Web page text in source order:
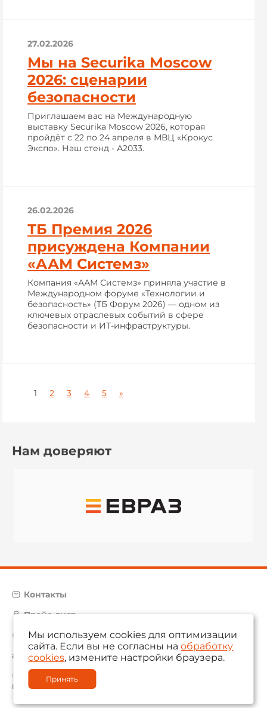
27.02.2026
Мы на Securika Moscow
2026: сценарии
безопасности
Приглашаем вас на Международную
выставку Securika Moscow 2026, которая
пройдёт с 22 по 24 апреля в МВЦ «Крокус
Экспо». Наш стенд - А2033.
26.02.2026
ТБ Премия 2026
присуждена Компании
«ААМ Системз»
Компания «ААМ Системз» приняла участие в
Международном форуме «Технологии и
безопасность» (ТБ Форум 2026) — одном из
ключевых отраслевых событий в сфере
безопасности и ИТ-инфраструктуры.
1 2 3 4 5 »
Нам доверяют
Контакты
Прайс-лист
Карта сайта
aam@aamsystems.ru
© 2004 — 2026 «AAM Systems»
Политика обработки персональных данных
Мы используем cookies для оптимизации
сайта. Если вы не согласны наобработку
cookies, измените настройки браузера.
Принять